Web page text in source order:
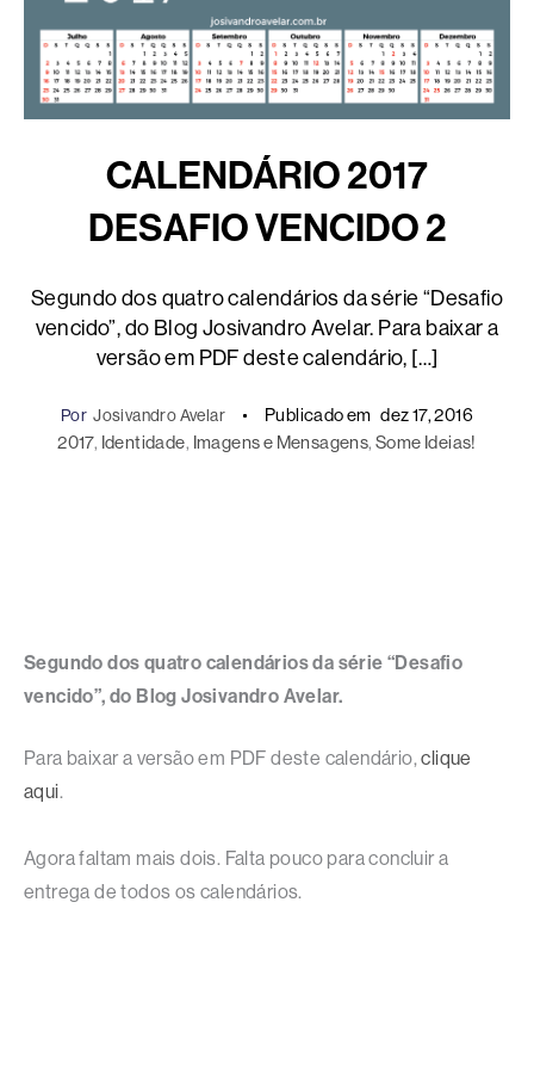
CALENDÁRIO 2017
DESAFIO VENCIDO 2
Segundo dos quatro calendários da série “Desafio
vencido”, do Blog Josivandro Avelar. Para baixar a
versão em PDF deste calendário, […]
Por Josivandro Avelar Publicado em dez 17, 2016
2017, Identidade, Imagens e Mensagens, Some Ideias!
Segundo dos quatro calendários da série “Desafio
vencido”, do Blog Josivandro Avelar.
Para baixar a versão em PDF deste calendário,clique
aqui.
Agora faltam mais dois. Falta pouco para concluir a
entrega de todos os calendários.